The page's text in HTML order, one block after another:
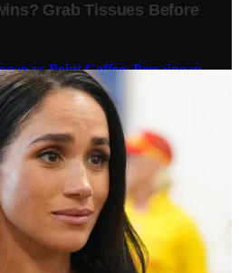
vs Point Coffee: Persaingan